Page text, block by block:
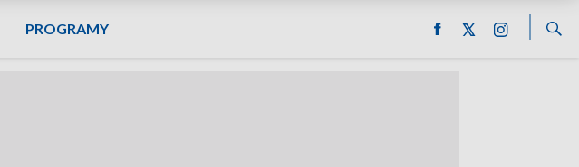
PROGRAMY